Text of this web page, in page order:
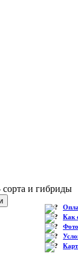
и гибриды
Как